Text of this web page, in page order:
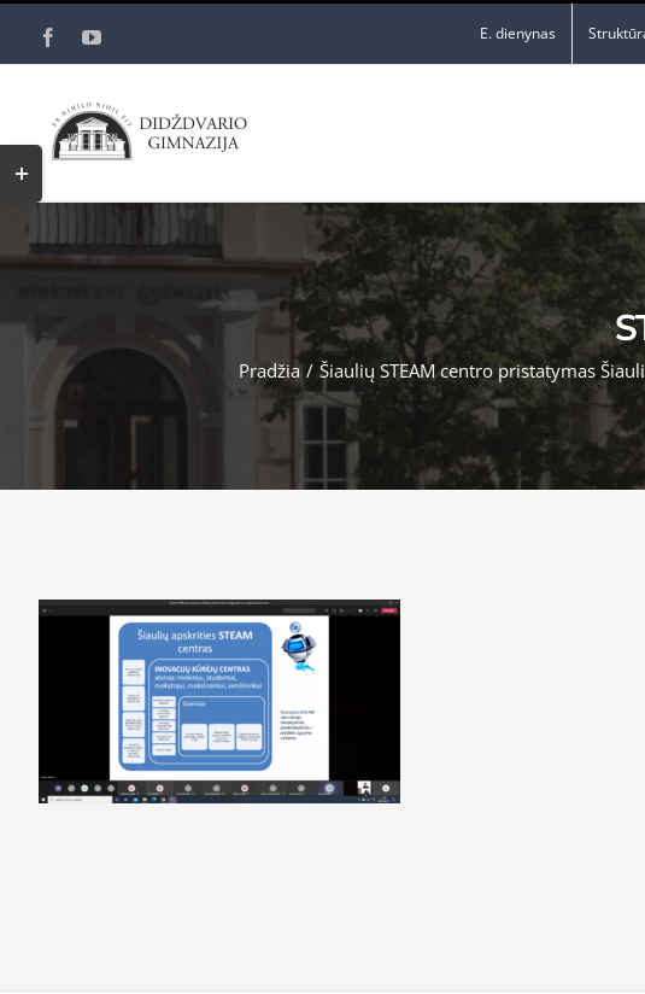
FacebookYouTube E. dienynas
Pradžia / Šiaulių STEAM centro pristatymas
Toggle
Sliding